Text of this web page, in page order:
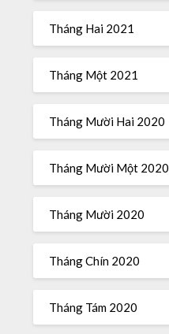
Tháng Hai 2021
Tháng Một 2021
Tháng Mười Hai 2020
Tháng Mười Một 2020
Tháng Mười 2020
Tháng Chín 2020
Tháng Tám 2020